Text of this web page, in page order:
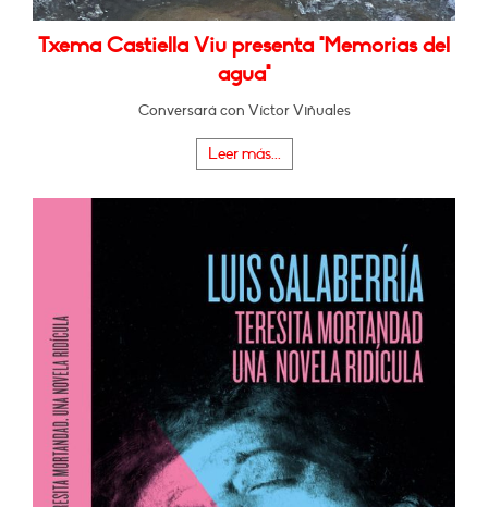
Txema Castiella Viu presenta "Memorias del
agua"
Conversará con Víctor Viñuales
Leer más...